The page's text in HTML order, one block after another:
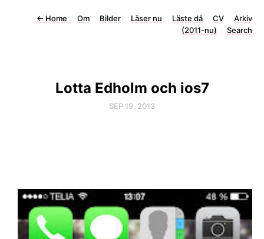
← Home Om Bilder Läser nu Läste då CV
Arkiv
(2011-nu)
Search
Lotta Edholm och ios7
SEP 19, 2013